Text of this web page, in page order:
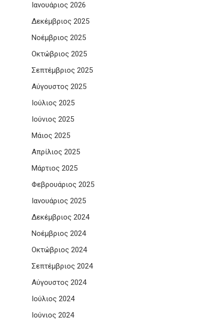
Ιανουάριος 2026
Δεκέμβριος 2025
Νοέμβριος 2025
Οκτώβριος 2025
Σεπτέμβριος 2025
Αύγουστος 2025
Ιούλιος 2025
Ιούνιος 2025
Μάιος 2025
Απρίλιος 2025
Μάρτιος 2025
Φεβρουάριος 2025
Ιανουάριος 2025
Δεκέμβριος 2024
Νοέμβριος 2024
Οκτώβριος 2024
Σεπτέμβριος 2024
Αύγουστος 2024
Ιούλιος 2024
Ιούνιος 2024